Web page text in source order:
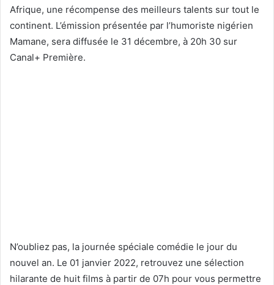
Afrique, une récompense des meilleurs talents sur tout le
continent. L’émission présentée par l’humoriste nigérien
Mamane, sera diffusée le 31 décembre, à 20h 30 sur
Canal+ Première.
N’oubliez pas, la journée spéciale comédie le jour du
nouvel an. Le 01 janvier 2022, retrouvez une sélection
hilarante de huit films à partir de 07h pour vous permettre